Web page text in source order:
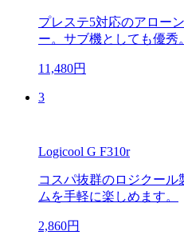
プレステ5対応のアロー
ー。サブ機としても優秀。
11,480円
3
Logicool G F310r
コスパ抜群のロジクール
ムを手軽に楽しめます。
2,860円